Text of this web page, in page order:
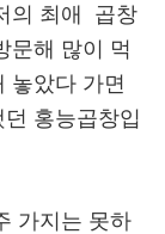
의 최애 곱창
문해 많이 먹
놓았다 가면
홍능곱창입
가지는 못하